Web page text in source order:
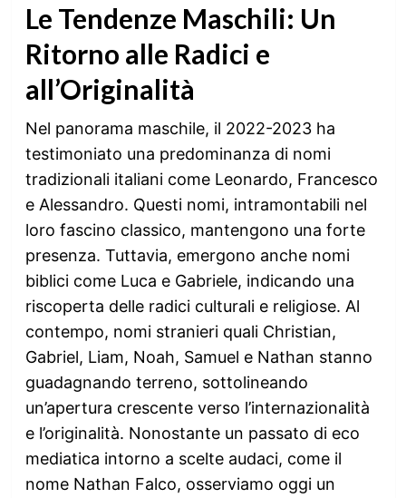
Le Tendenze Maschili: Un
Ritorno alle Radici e
all’Originalità
Nel panorama maschile, il 2022-2023 ha
testimoniato una predominanza di nomi
tradizionali italiani come Leonardo, Francesco
e Alessandro. Questi nomi, intramontabili nel
loro fascino classico, mantengono una forte
presenza. Tuttavia, emergono anche nomi
biblici come Luca e Gabriele, indicando una
riscoperta delle radici culturali e religiose. Al
contempo, nomi stranieri quali Christian,
Gabriel, Liam, Noah, Samuel e Nathan stanno
guadagnando terreno, sottolineando
un’apertura crescente verso l’internazionalità
e l’originalità. Nonostante un passato di eco
mediatica intorno a scelte audaci, come il
nome Nathan Falco, osserviamo oggi un